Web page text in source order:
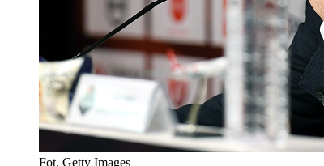
Fot. Getty Images